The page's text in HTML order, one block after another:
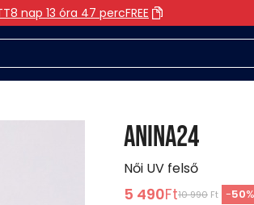
8 nap 13 óra 47 percFREE
ANINA24
Női UV felső
5 490Ft10 990 Ft -50%